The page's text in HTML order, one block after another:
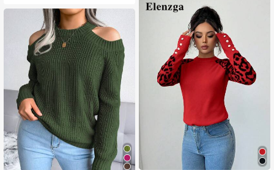
タイル、薄手の編み地、デイリー着
用に適しています、バレンタインデ